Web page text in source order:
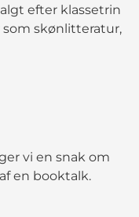
efter klassetrin
skønlitteratur,
vi en snak om
en booktalk.